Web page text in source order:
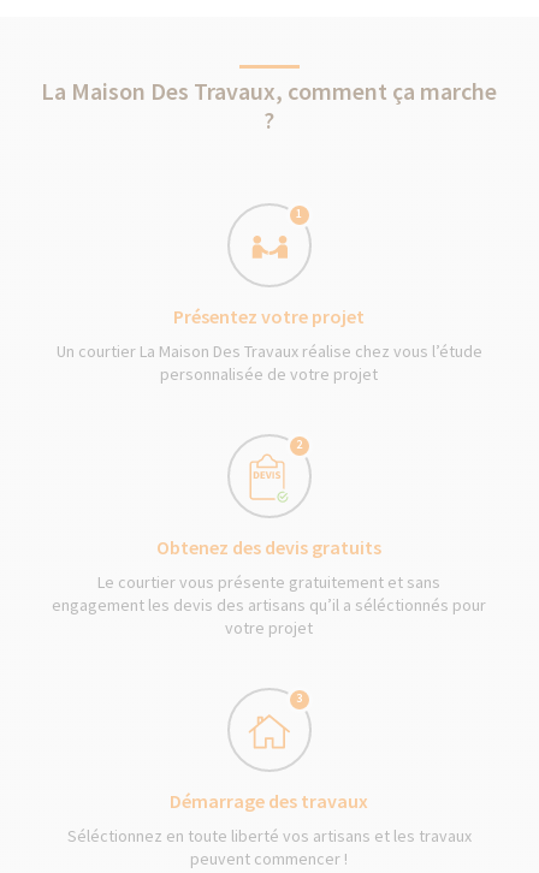
La Maison Des Travaux, comment ça marche
?
1
Présentez votre projet
Un courtier La Maison Des Travaux réalise chez vous l’étude
personnalisée de votre projet
2
Obtenez des devis gratuits
Le courtier vous présente gratuitement et sans
engagement les devis des artisans qu’il a séléctionnés pour
votre projet
3
Démarrage des travaux
Séléctionnez en toute liberté vos artisans et les travaux
peuvent commencer !